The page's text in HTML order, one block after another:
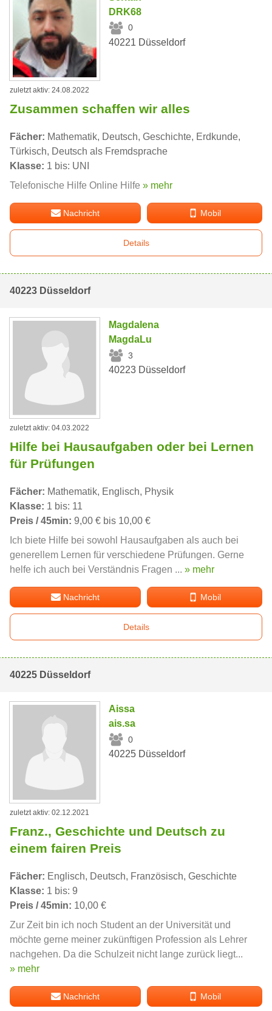
DRK68
0
40221 Düsseldorf
zuletzt aktiv: 24.08.2022
Zusammen schaffen wir alles
Fächer: Mathematik, Deutsch, Geschichte, Erdkunde,
Türkisch, Deutsch als Fremdsprache
Klasse: 1 bis: UNI
Telefonische Hilfe Online Hilfe » mehr
Nachricht Mobil
Details
40223 Düsseldorf
Magdalena
MagdaLu
3
40223 Düsseldorf
zuletzt aktiv: 04.03.2022
Hilfe bei Hausaufgaben oder bei Lernen
für Prüfungen
Fächer: Mathematik, Englisch, Physik
Klasse: 1 bis: 11
Preis / 45min: 9,00 € bis 10,00 €
Ich biete Hilfe bei sowohl Hausaufgaben als auch bei
generellem Lernen für verschiedene Prüfungen. Gerne
helfe ich auch bei Verständnis Fragen ... » mehr
Nachricht Mobil
Details
40225 Düsseldorf
Aissa
ais.sa
0
40225 Düsseldorf
zuletzt aktiv: 02.12.2021
Franz., Geschichte und Deutsch zu
einem fairen Preis
Fächer: Englisch, Deutsch, Französisch, Geschichte
Klasse: 1 bis: 9
Preis / 45min: 10,00 €
Zur Zeit bin ich noch Student an der Universität und
möchte gerne meiner zukünftigen Profession als Lehrer
nachgehen. Da die Schulzeit nicht lange zurück liegt...
» mehr
Nachricht Mobil